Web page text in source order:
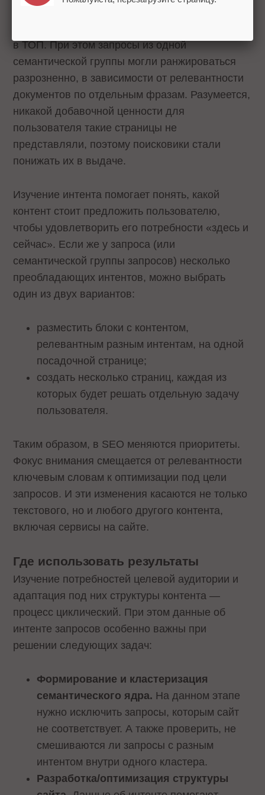
в ТОП. При этом запросы из одной
семантической группы могли ранжироваться
разрозненно, в зависимости от релевантности
документов по отдельным фразам. Разумеется,
никакой добавочной ценности для
пользователя такие страницы не
представляли, поэтому поисковики стали
понижать их в выдаче.
Изучение интента помогает понять, какой
контент стоит предложить пользователю,
чтобы удовлетворить его потребности «здесь и
сейчас». Если же у запроса (или
семантической группы запросов) несколько
преобладающих интентов, можно выбрать
один из двух вариантов:
разместить блоки с контентом,
релевантным разным интентам, на одной
посадочной странице;
создать несколько страниц, каждая из
которых будет решать отдельную задачу
пользователя.
Таким образом, в SEO меняются приоритеты.
Фокус внимания смещается от релевантности
ключевым словам к оптимизации под цели
запросов. И эти изменения касаются не только
текстового, но и любого другого контента,
включая сервисы на сайте.
Где использовать результаты
Изучение потребностей целевой аудитории и
адаптация под них структуры контента —
процесс циклический. При этом данные об
интенте запросов особенно важны при
решении следующих задач:
Формирование и кластеризация
семантического ядра. На данном этапе
нужно исключить запросы, которым сайт
не соответствует. А также проверить, не
смешиваются ли запросы с разным
интентом внутри одного кластера.
Разработка/оптимизация структуры